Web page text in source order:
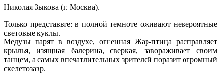
Николая Зыкова (г. Москва).
Только представьте: в полной темноте оживают невероятные
световые куклы.
Медузы парят в воздухе, огненная Жар-птица расправляет
крылья, изящная балерина, сверкая, завораживает своим
танцем, а самых впечатлительных зрителей поразит огромный
скелетозавр.